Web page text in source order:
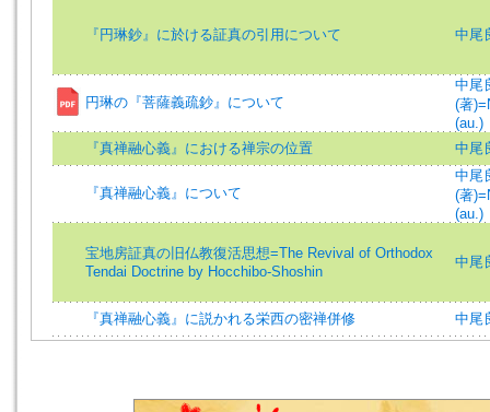
『円琳鈔』に於ける証真の引用について 中尾
円琳の『菩薩義疏鈔』について
中尾
(著
(au.)
『真禅融心義』における禅宗の位置
中尾
『真禅融心義』について
中尾
(著
(au.)
宝地房証真の旧仏教復活思想=The Revival of Orthodox
Tendai Doctrine by Hocchibo-Shoshin
中尾
『真禅融心義』に説かれる栄西の密禅併修 中尾